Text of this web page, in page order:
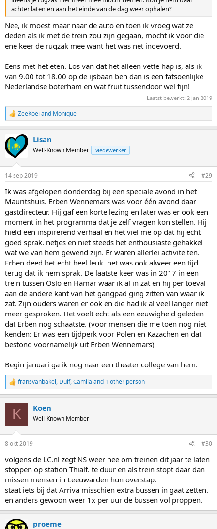
achter laten en aan het einde van de dag weer ophalen?
Nee, ik moest maar naar de auto en toen ik vroeg wat ze
deden als ik met de trein zou zijn gegaan, mocht ik voor die
ene keer de rugzak mee want het was net ingevoerd.
Eens met het eten. Los van dat het alleen vette hap is, als ik
van 9.00 tot 18.00 op de ijsbaan ben dan is een fatsoenlijke
Nederlandse boterham en wat fruit tussendoor wel fijn!
Laatst bewerkt: 2 jan 2019
R
e
c
t
i
s
ZeeKoei and Monique
Lisan
Well-Known Member Medewerker
14 sep 2019 #29
Ik was afgelopen donderdag bij een speciale avond in het
Mauritshuis. Erben Wennemars was voor één avond daar
gastdirecteur. Hij gaf een korte lezing en later was er ook een
moment in het programma dat je zelf vragen kon stellen. Hij
hield een inspirerend verhaal en het viel me op dat hij echt
goed sprak. netjes en niet steeds het enthousiaste gehakkel
wat we van hem gewend zijn. Er waren allerlei activiteiten.
Erben deed het echt heel leuk. het was ook alweer een tijd
terug dat ik hem sprak. De laatste keer was in 2017 in een
trein tussen Oslo en Hamar waar ik al in zat en hij per toeval
aan de andere kant van het gangpad ging zitten van waar ik
zat. Zijn ouders waren er ook en die had ik al veel langer niet
meer gesproken. Het voelt echt als een eeuwigheid geleden
dat Erben nog schaatste. (voor mensen die me toen nog niet
kenden: Er was een tijdperk voor Polen en Kazachen en dat
bestond voornamelijk uit Erben Wennemars)
Begin januari ga ik nog naar een theater college van hem.
R
e
s
fransvanbakel, Duif,Camila and 1 other person
K Koen
Well-Known Member
8 okt 2019 #30
volgens de LC.nl zegt NS weer nee om treinen dit jaar te laten
stoppen op station Thialf. te duur en als trein stopt daar dan
missen mensen in Leeuwarden hun overstap.
staat iets bij dat Arriva misschien extra bussen in gaat zetten.
en anders gewoon weer 1x per uur de bussen vol proppen.
proeme